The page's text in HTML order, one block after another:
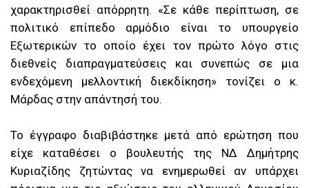
χαρακτηρισθεί απόρρητη. «Σε κάθε περίπτωση, σε
πολιτικό επίπεδο αρμόδιο είναι το υπουργείο
Εξωτερικών το οποίο έχει τον πρώτο λόγο στις
διεθνείς διαπραγματεύσεις και συνεπώς σε μια
ενδεχόμενη μελλοντική διεκδίκηση» τονίζει ο κ.
Μάρδας στην απάντησή του.
Το έγγραφο διαβιβάστηκε μετά από ερώτηση που
είχε καταθέσει ο βουλευτής της ΝΔ Δημήτρης
Κυριαζίδης ζητώντας να ενημερωθεί αν υπάρχει